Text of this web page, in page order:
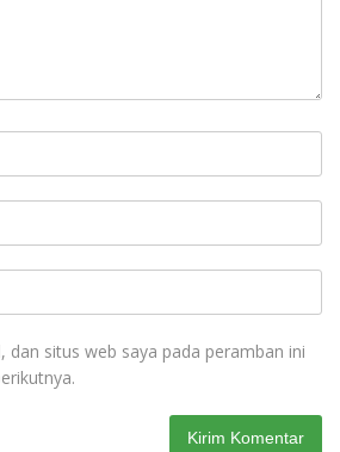
dan situs web saya pada peramban ini